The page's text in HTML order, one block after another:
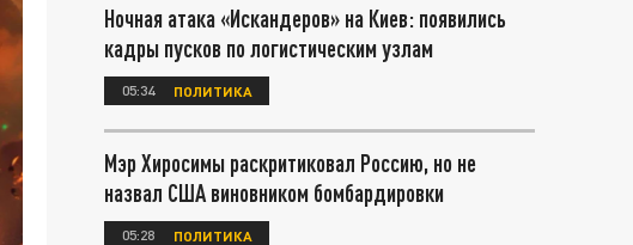
Ночная атака «Искандеров» на Киев: появились
кадры пусков по логистическим узлам
05:34 ПОЛИТИКА
Мэр Хиросимы раскритиковал Россию, но не
назвал США виновником бомбардировки
05:28 ПОЛИТИКА